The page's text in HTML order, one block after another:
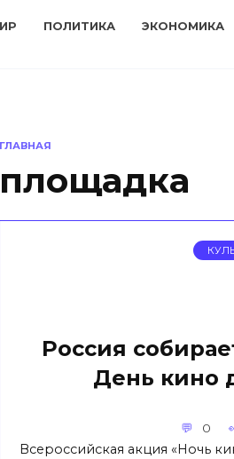
ПОЛИТИКА ЭКОНОМИКА
ГЛАВНАЯ
площадка
Россия
День кино
0
Всероссийская акция «Ночь